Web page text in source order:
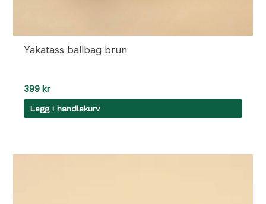
Yakatass ballbag brun
399 kr
Legg i handlekurv